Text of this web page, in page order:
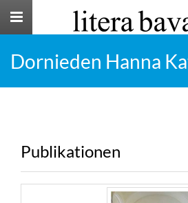
Toggle
Dornieden Hanna
Publikationen